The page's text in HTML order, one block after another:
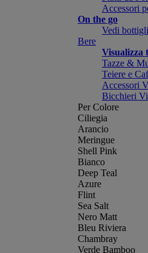
Accessori
On the go
Vedi
Bere
Visualizza
Tazze &
Teiere e
Accessori
Bicchieri
Per Colore
Ciliegia
Arancio
Meringue
Shell Pink
Bianco
Deep Teal
Azure
Flint
Sea Salt
Nero Matt
Bleu Riviera
Chambray
Verde Bamboo